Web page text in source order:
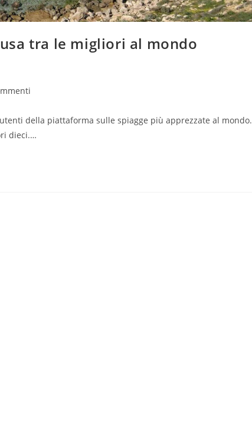
tra le migliori al mondo
della piattaforma sulle spiagge più apprezzate al mondo.
dieci.…